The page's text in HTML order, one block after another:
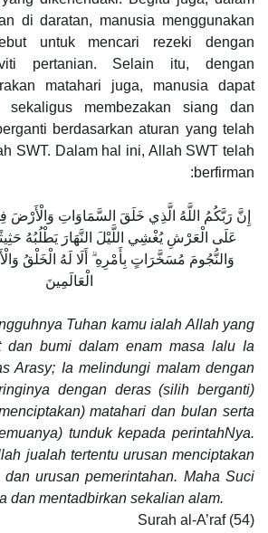
di daratan, manusia menggunakan
untuk mencari rezeki dengan
pertanian. Selain itu, dengan
matahari juga, manusia dapat
sekaligus membezakan siang dan
berdasarkan aturan yang telah
SWT. Dalam hal ini, Allah SWT telah
berfirman:
إِنَّ رَبَّكُمُ اللَّهُ الَّذِي خَلَقَ السَّمَاوَاتِ وَالْأَرْضَ
عَلَى الْعَرْشِ يُغْشِي اللَّيْلَ النَّهَارَ يَطْلُبُهُ
وَالنُّجُومَ مُسَخَّرَاتٍ بِأَمْرِهِ ۗ أَلَا لَهُ الْخَلْقُ
الْعَالَمِينَ
Tuhan kamu ialah Allah yang
dan bumi dalam enam masa lalu Ia
Arasy; Ia melindungi malam dengan
dengan deras (silih berganti)
matahari dan bulan serta
tunduk kepada perintahNya.
jualah tertentu urusan menciptakan
urusan pemerintahan. Maha Suci
dan mentadbirkan sekalian alam.
Surah al-A’raf (54)